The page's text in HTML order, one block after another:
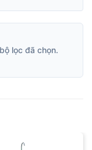
lọc đã chọn.